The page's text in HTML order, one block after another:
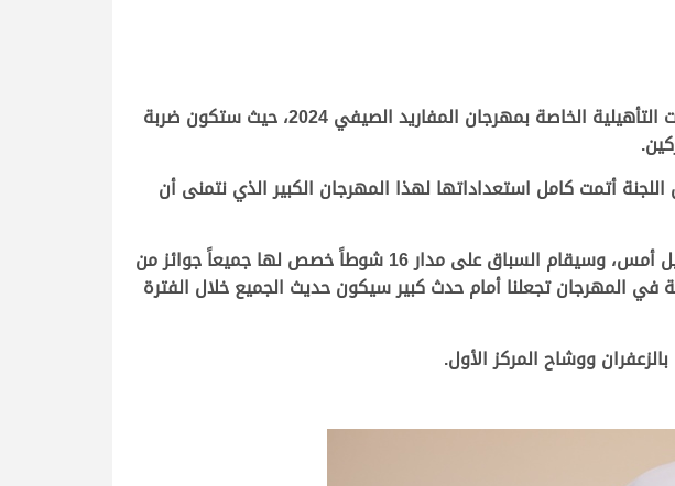
تكثف اللجنة المنظمة لسباق الهجن، جهودها خلال الساعات الحالية استعداداً لأول السباقات التأهيلية الخاصة بمهرجان المفاريد الصيفي 2024، حيث ستكون ضربة
.
فهد بن علي المهندي، المشرف العام على مهرجان المفاريد الصيفي 2024، أن اللجنة أتمت كامل استعداداتها لهذا المهرجان الكبير الذي نتمنى أن
مضيفاً أنه تم تسجيل أكثر من 440 مطية في السباق التأهيلي الأول، بعد إغلاق باب التسجيل أمس، وسيقام السباق على مدار 16 شوطاً خصص لها جميعاً جوائز من
في المهرجان تجعلنا أمام حدث كبير سيكون حديث الجميع خلال الفترة
ووشاح المركز الأول.